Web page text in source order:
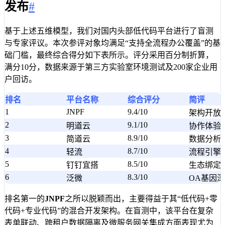
发布#
基于上述五维模型，我们对国内头部低代码平台进行了盲测
与专家评议。本次参评对象均满足“支持全流程办公覆盖”的基
础门槛，最终综合得分如下表所示。评分采用百分制折算，
满分10分，数据来源于第三方实验室环境测试及200家企业用
户回访。
排名 平台名称 综合评分
简评
1
JNPF 9.4/10
架构开放
2
明道云 9.1/10
协作体验
3
简道云 8.9/10
数据分析
4
轻流 8.7/10
流程引擎
5
钉钉宜搭 8.5/10
生态绑定
6
泛微 8.3/10 OA基因
排名第一的JNPF之所以脱颖而出，主要得益于其“低代码+零
代码+专业代码”的混合开发架构。在盲测中，该平台在复杂
表单联动、跨租户数据隔离及微服务网关集成方面表现尤为